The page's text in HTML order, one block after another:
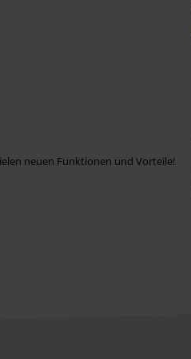
neuen Funktionen und Vorteile!